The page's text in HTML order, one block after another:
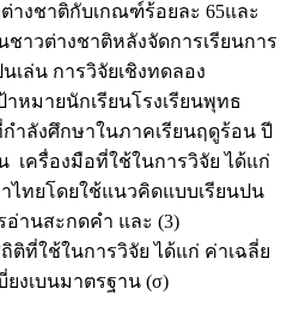
างชาติกับเกณฑ์ร้อยละ 65และ
าวต่างชาติหลังจัดการเรียนการ
เล่น การวิจัยเชิงทดลอง
ป้าหมายนักเรียนโรงเรียนพุทธ
ำลังศึกษาในภาคเรียนฤดูร้อน ปี
เครื่องมือที่ใช้ในการวิจัย ได้แก่
ไทยโดยใช้แนวคิดแบบเรียนปน
อ่านสะกดคำ และ (3)
ที่ใช้ในการวิจัย ได้แก่ ค่าเฉลี่ย
ยงเบนมาตรฐาน (σ)